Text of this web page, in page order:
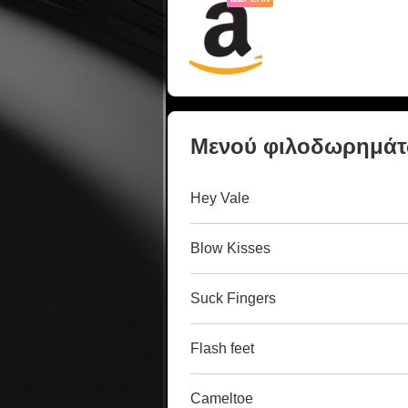
Μενού
Hey Vale
Blow Kisses
Suck Fingers
Flash feet
Cameltoe